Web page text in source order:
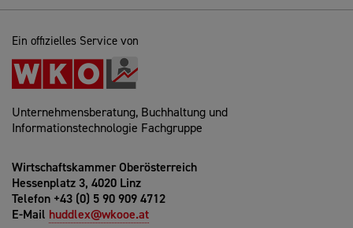
Ein offizielles Service von
Unternehmensberatung, Buchhaltung und
Informationstechnologie Fachgruppe
Wirtschaftskammer Oberösterreich
Hessenplatz 3, 4020 Linz
Telefon +43 (0) 5 90 909 4712
E-Mail huddlex@wkooe.at